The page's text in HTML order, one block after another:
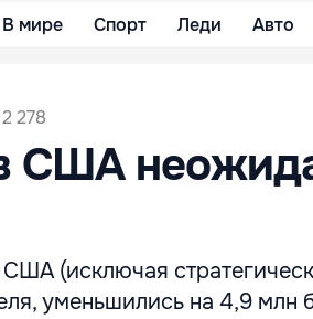
В мире Спорт Леди Авто
2 278
США
(исключая
уменьшились на 4,9 млн